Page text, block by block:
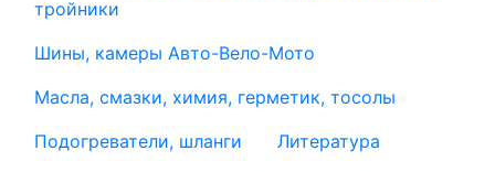
тройники
Шины, камеры Авто-Вело-Мото
Масла, смазки, химия, герметик, тосолы
Подогреватели, шланги
Литература